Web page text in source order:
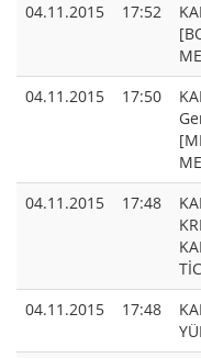
04.11.2015
17:52
04.11.2015
17:50
04.11.2015
17:48
04.11.2015
17:48